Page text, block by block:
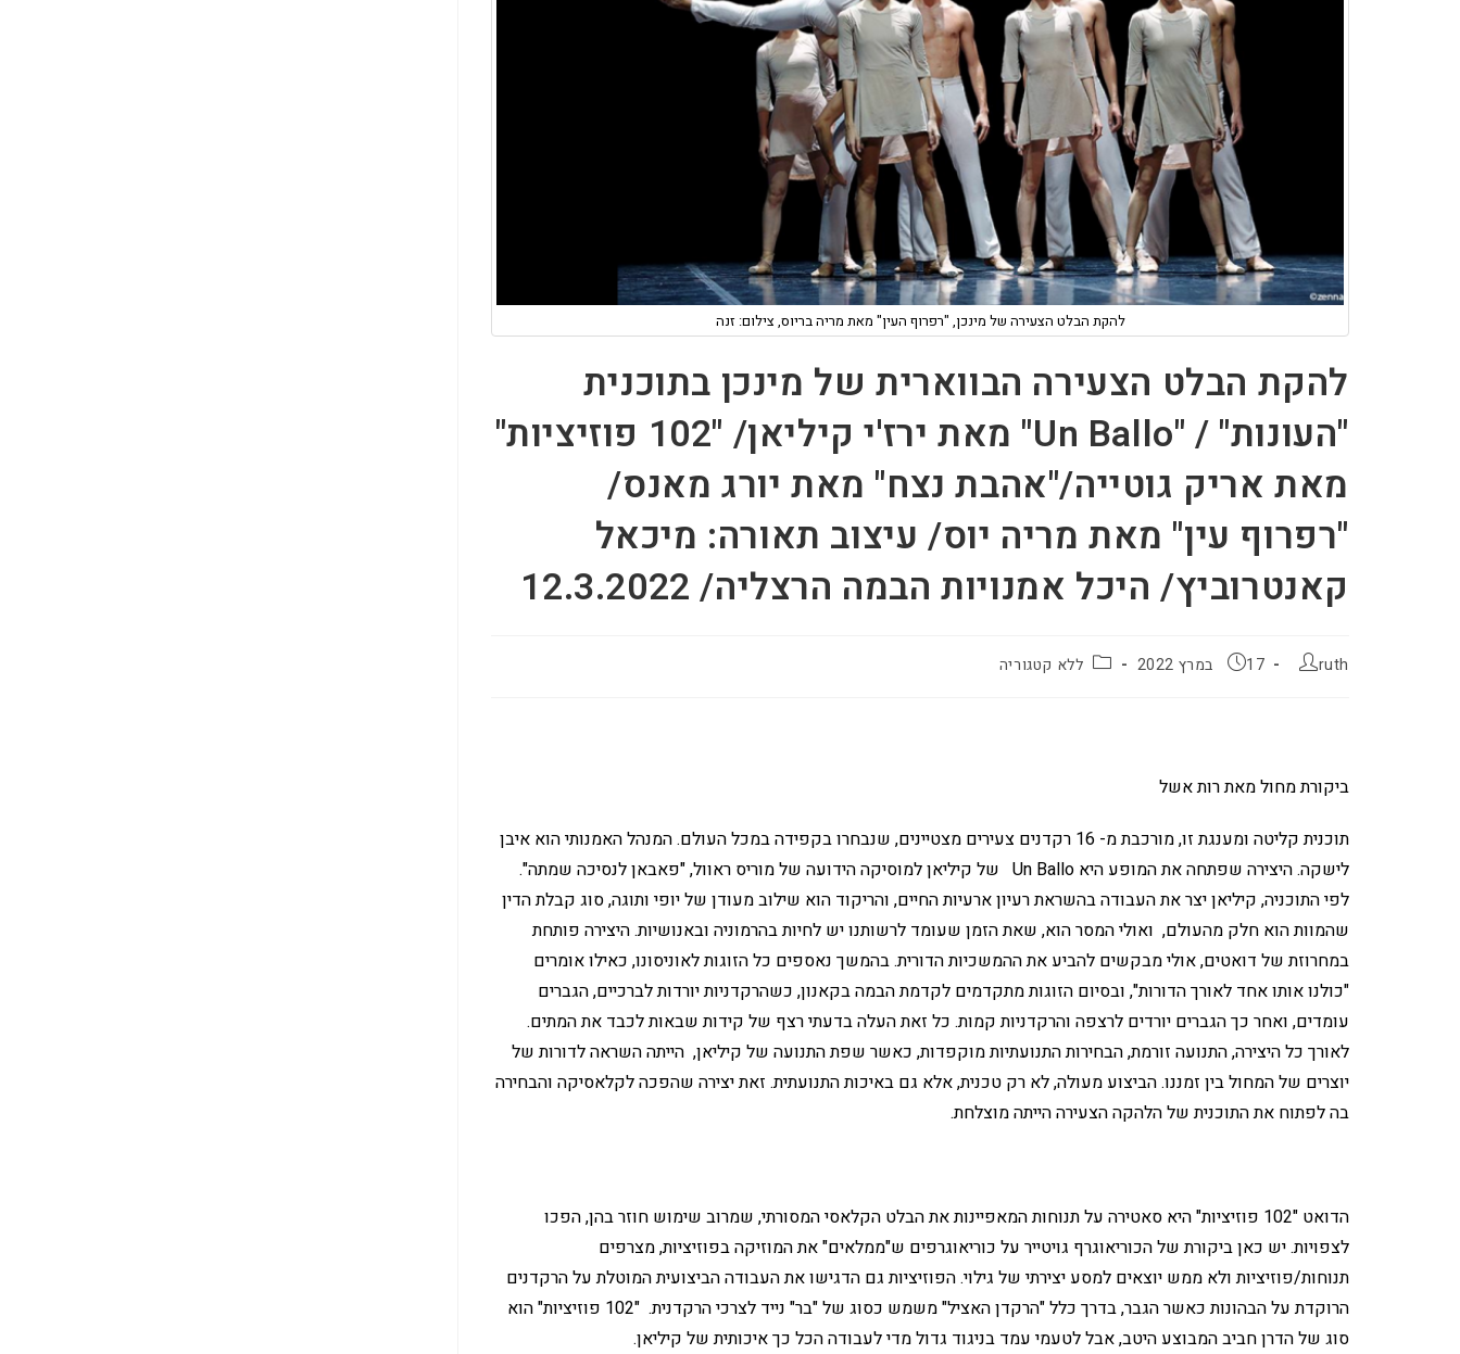
להקת הבלט הצעירה של מינכן, "רפרוף העין" מאת מריה בריוס, צילום: זנה
להקת הבלט הצעירה הבווארית של מינכן בתוכנית
"העונות" / "Un Ballo" מאת ירז'י קיליאן/ "102 פוזיציות"
מאת אריק גוטייה/"אהבת נצח" מאת יורג מאנס/
"רפרוף עין" מאת מריה יוס/ עיצוב תאורה: מיכאל
קאנטרוביץ/ היכל אמנויות הבמה הרצליה/ 12.3.2022
ruth 17 במרץ 2022 ללא קטגוריה
ביקורת מחול מאת רות אשל
תוכנית קליטה ומענגת זו, מורכבת מ- 16 רקדנים צעירים מצטיינים, שנבחרו בקפידה במכל העולם. המנהל האמנותי הוא איבן
לישקה. היצירה שפתחה את המופע היא Un Ballo של קיליאן למוסיקה הידועה של מוריס ראוול, "פאבאן לנסיכה שמתה".
לפי התוכניה, קיליאן יצר את העבודה בהשראת רעיון ארעיות החיים, והריקוד הוא שילוב מעודן של יופי ותוגה, סוג קבלת הדין
שהמוות הוא חלק מהעולם, ואולי המסר הוא, שאת הזמן שעומד לרשותנו יש לחיות בהרמוניה ובאנושיות. היצירה פותחת
במחרוזת של דואטים, אולי מבקשים להביע את ההמשכיות הדורית. בהמשך נאספים כל הזוגות לאוניסונו, כאילו אומרים
"כולנו אותו אחד לאורך הדורות", ובסיום הזוגות מתקדמים לקדמת הבמה בקאנון, כשהרקדניות יורדות לברכיים, הגברים
עומדים, ואחר כך הגברים יורדים לרצפה והרקדניות קמות. כל זאת העלה בדעתי רצף של קידות שבאות לכבד את המתים.
לאורך כל היצירה, התנועה זורמת, הבחירות התנועתיות מוקפדות, כאשר שפת התנועה של קיליאן, הייתה השראה לדורות של
יוצרים של המחול בין זמננו. הביצוע מעולה, לא רק טכנית, אלא גם באיכות התנועתית. זאת יצירה שהפכה לקלאסיקה והבחירה
בה לפתוח את התוכנית של הלהקה הצעירה הייתה מוצלחת.
הדואט "102 פוזיציות" היא סאטירה על תנוחות המאפיינות את הבלט הקלאסי המסורתי, שמרוב שימוש חוזר בהן, הפכו
לצפויות. יש כאן ביקורת של הכוריאוגרף גויטייר על כוריאוגרפים ש"ממלאים" את המוזיקה בפוזיציות, מצרפים
תנוחות/פוזיציות ולא ממש יוצאים למסע יצירתי של גילוי. הפוזיציות גם הדגישו את העבודה הביצועית המוטלת על הרקדנים
הרוקדת על הבהונות כאשר הגבר, בדרך כלל "הרקדן האציל" משמש כסוג של "בר" נייד לצרכי הרקדנית. "102 פוזיציות" הוא
סוג של הדרן חביב המבוצע היטב, אבל לטעמי עמד בניגוד גדול מדי לעבודה הכל כך איכותית של קיליאן.